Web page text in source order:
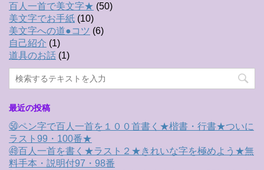
百人一首で美文字★ (50)
美文字でお手紙 (10)
美文字への道●コツ (6)
自己紹介 (1)
道具のお話 (1)
最近の投稿
㊿ペン字で百人一首を１００首書く★楷書・行書★ついに
ラスト99・100番★
㊾百人一首を書く★ラスト２★きれいな字を極めよう★無
料手本・説明付97・98番